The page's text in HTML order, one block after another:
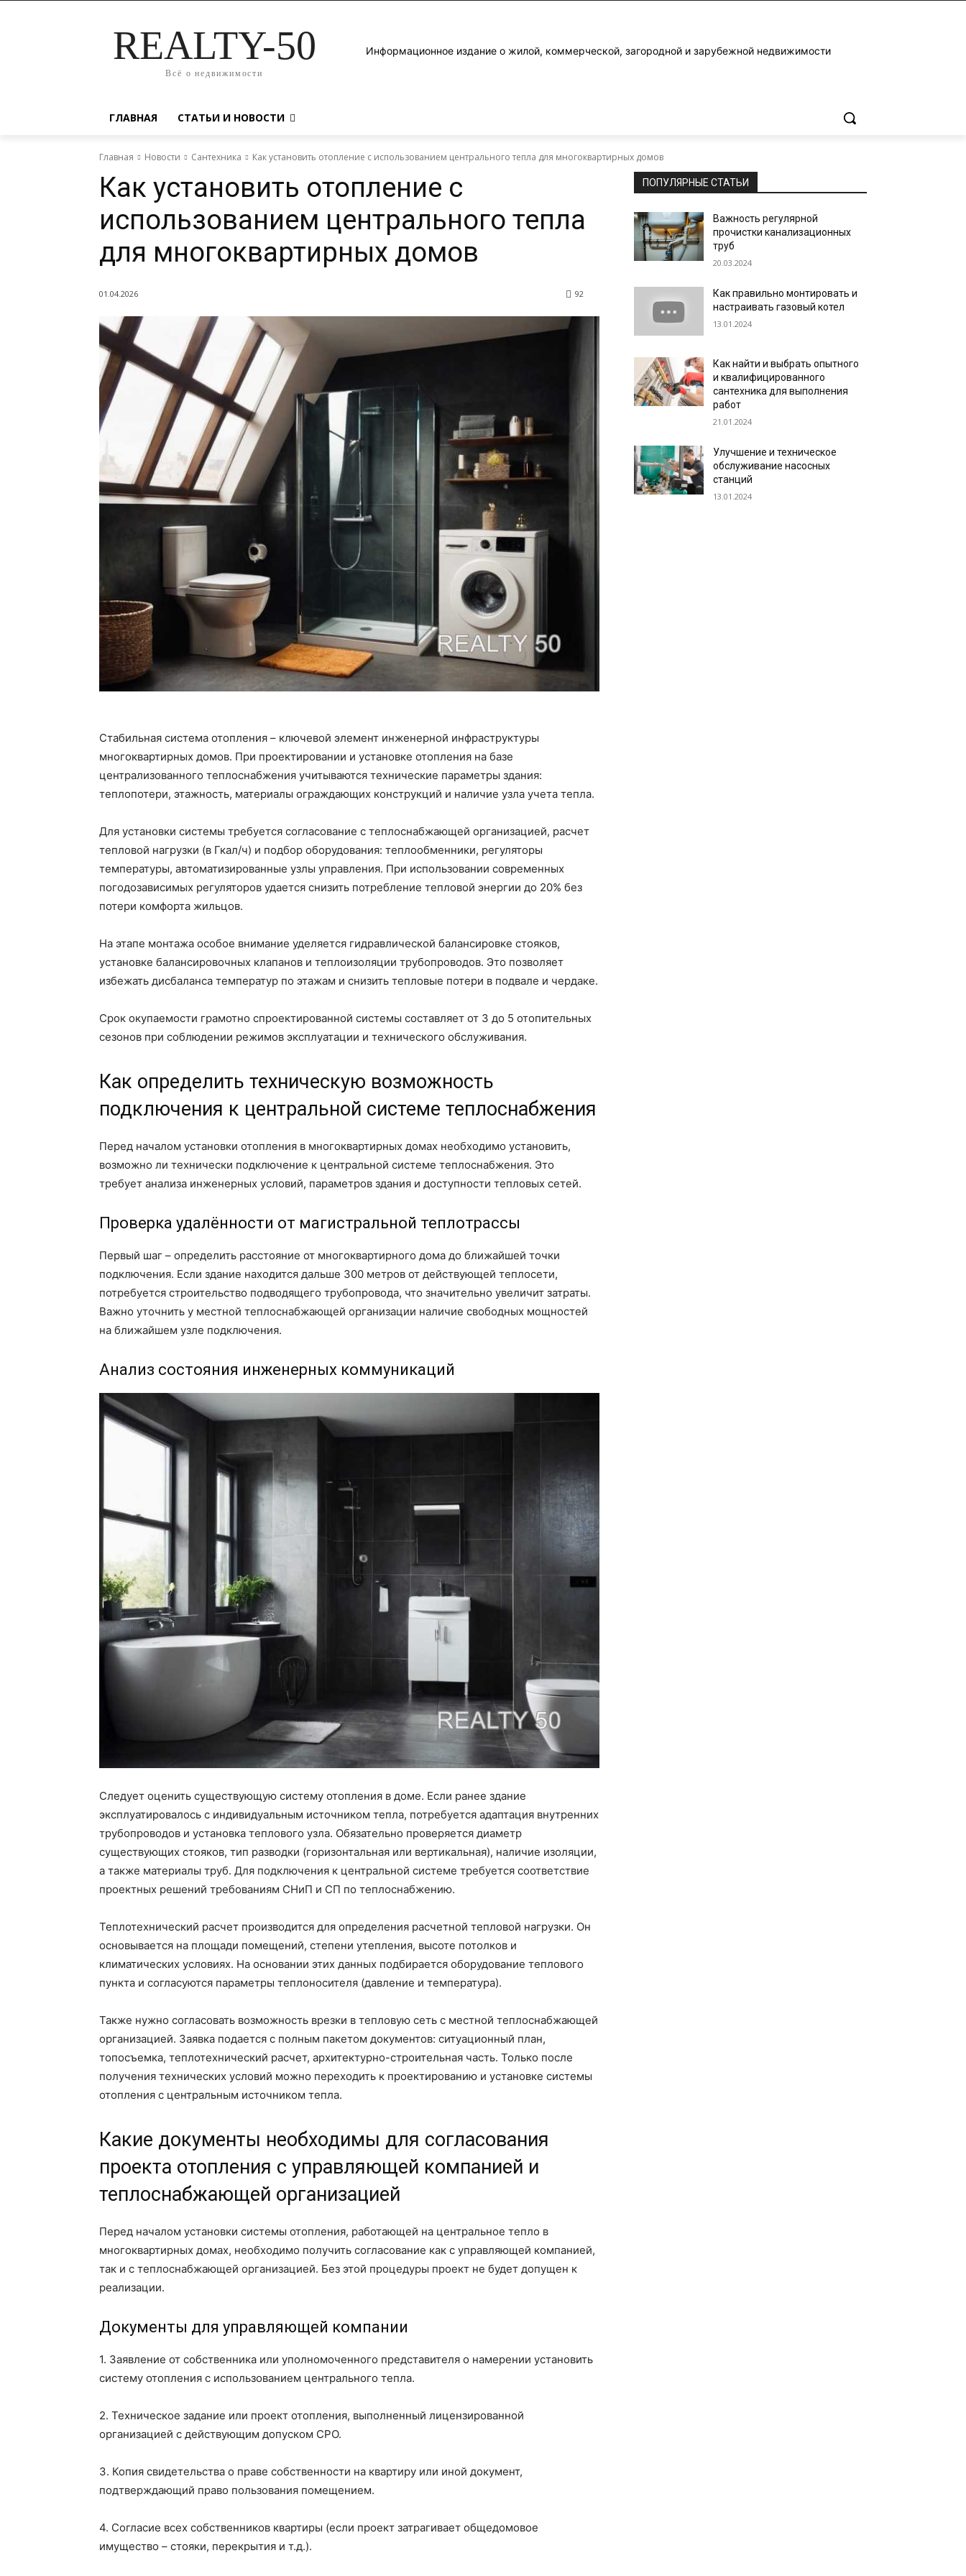
REALTY-50
Всё о недвижимости
Информационное издание о жилой, коммерческой, загородной и зарубежной недвижимости
ГЛАВНАЯ СТАТЬИ И НОВОСТИ
Главная Новости Сантехника Как установить отопление с использованием центрального тепла для многоквартирных домов
Как установить отопление с
использованием центрального тепла
для многоквартирных домов
01.04.2026 92
Стабильная система отопления – ключевой элемент инженерной инфраструктуры
многоквартирных домов. При проектировании и установке отопления на базе
централизованного теплоснабжения учитываются технические параметры здания:
теплопотери, этажность, материалы ограждающих конструкций и наличие узла учета тепла.
Для установки системы требуется согласование с теплоснабжающей организацией, расчет
тепловой нагрузки (в Гкал/ч) и подбор оборудования: теплообменники, регуляторы
температуры, автоматизированные узлы управления. При использовании современных
погодозависимых регуляторов удается снизить потребление тепловой энергии до 20% без
потери комфорта жильцов.
На этапе монтажа особое внимание уделяется гидравлической балансировке стояков,
установке балансировочных клапанов и теплоизоляции трубопроводов. Это позволяет
избежать дисбаланса температур по этажам и снизить тепловые потери в подвале и чердаке.
Срок окупаемости грамотно спроектированной системы составляет от 3 до 5 отопительных
сезонов при соблюдении режимов эксплуатации и технического обслуживания.
Как определить техническую возможность
подключения к центральной системе теплоснабжения
Перед началом установки отопления в многоквартирных домах необходимо установить,
возможно ли технически подключение к центральной системе теплоснабжения. Это
требует анализа инженерных условий, параметров здания и доступности тепловых сетей.
Проверка удалённости от магистральной теплотрассы
Первый шаг – определить расстояние от многоквартирного дома до ближайшей точки
подключения. Если здание находится дальше 300 метров от действующей теплосети,
потребуется строительство подводящего трубопровода, что значительно увеличит затраты.
Важно уточнить у местной теплоснабжающей организации наличие свободных мощностей
на ближайшем узле подключения.
Анализ состояния инженерных коммуникаций
Следует оценить существующую систему отопления в доме. Если ранее здание
эксплуатировалось с индивидуальным источником тепла, потребуется адаптация внутренних
трубопроводов и установка теплового узла. Обязательно проверяется диаметр
существующих стояков, тип разводки (горизонтальная или вертикальная), наличие изоляции,
а также материалы труб. Для подключения к центральной системе требуется соответствие
проектных решений требованиям СНиП и СП по теплоснабжению.
Теплотехнический расчет производится для определения расчетной тепловой нагрузки. Он
основывается на площади помещений, степени утепления, высоте потолков и
климатических условиях. На основании этих данных подбирается оборудование теплового
пункта и согласуются параметры теплоносителя (давление и температура).
Также нужно согласовать возможность врезки в тепловую сеть с местной теплоснабжающей
организацией. Заявка подается с полным пакетом документов: ситуационный план,
топосъемка, теплотехнический расчет, архитектурно-строительная часть. Только после
получения технических условий можно переходить к проектированию и установке системы
отопления с центральным источником тепла.
Какие документы необходимы для согласования
проекта отопления с управляющей компанией и
теплоснабжающей организацией
Перед началом установки системы отопления, работающей на центральное тепло в
многоквартирных домах, необходимо получить согласование как с управляющей компанией,
так и с теплоснабжающей организацией. Без этой процедуры проект не будет допущен к
реализации.
Документы для управляющей компании
1. Заявление от собственника или уполномоченного представителя о намерении установить
систему отопления с использованием центрального тепла.
2. Техническое задание или проект отопления, выполненный лицензированной
организацией с действующим допуском СРО.
3. Копия свидетельства о праве собственности на квартиру или иной документ,
подтверждающий право пользования помещением.
4. Согласие всех собственников квартиры (если проект затрагивает общедомовое
имущество – стояки, перекрытия и т.д.).
ПОПУЛЯРНЫЕ СТАТЬИ
Важность регулярной
прочистки канализационных
труб
20.03.2024
Как правильно монтировать и
настраивать газовый котел
13.01.2024
Как найти и выбрать опытного
и квалифицированного
сантехника для выполнения
работ
21.01.2024
Улучшение и техническое
обслуживание насосных
станций
13.01.2024